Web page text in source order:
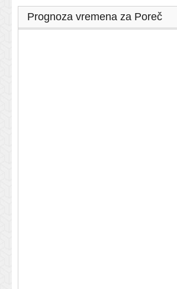
Prognoza vremena za Poreč